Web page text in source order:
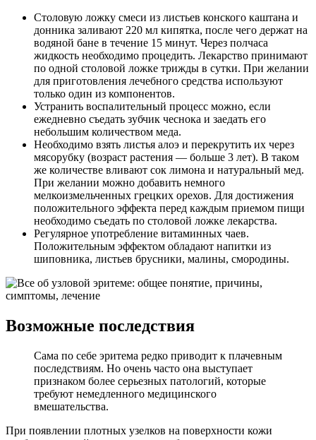
Столовую ложку смеси из листьев конского каштана и
донника заливают 220 мл кипятка, после чего держат на
водяной бане в течение 15 минут. Через полчаса
жидкость необходимо процедить. Лекарство принимают
по одной столовой ложке трижды в сутки. При желании
для приготовления лечебного средства используют
только один из компонентов.
Устранить воспалительный процесс можно, если
ежедневно съедать зубчик чеснока и заедать его
небольшим количеством меда.
Необходимо взять листья алоэ и перекрутить их через
мясорубку (возраст растения — больше 3 лет). В таком
же количестве вливают сок лимона и натуральный мед.
При желании можно добавить немного
мелкоизмельченных грецких орехов. Для достижения
положительного эффекта перед каждым приемом пищи
необходимо съедать по столовой ложке лекарства.
Регулярное употребление витаминных чаев.
Положительным эффектом обладают напитки из
шиповника, листьев брусники, малины, смородины.
Возможные последствия
Сама по себе эритема редко приводит к плачевным
последствиям. Но очень часто она выступает
признаком более серьезных патологий, которые
требуют немедленного медицинского
вмешательства.
При появлении плотных узелков на поверхности кожи